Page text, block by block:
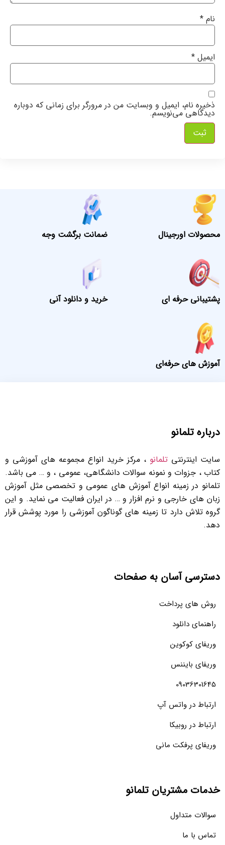
نام *
ایمیل *
ذخیره نام، ایمیل و وبسایت من در مرورگر برای زمانی که دوباره
دیدگاهی می‌نویسم.
محصولات اورجینال ضمانت برگشت وجه
پشتیبانی حرفه ای خرید و دانلود آنی
آموزش های حرفه‌ای
درباره تلمانو
سایت اینترنتی تلمانو ، مرکز خرید انواع مجموعه های آموزشی و
کتاب ، جزوات و نمونه سوالات دانشگاهی، عمومی ، و … می باشد.
تلمانو در زمینه انواع آموزش های عمومی و تخصصی مثل آموزش
زبان های خارجی و نرم افزار و … در ایران فعالیت می نماید. و این
گروه تلاش دارد تا زمینه های گوناگون آموزشی را مورد پوشش قرار
دهد.
دسترسی آسان به صفحات
روش های پرداخت
راهنمای دانلود
وریفای کوکوین
وریفای بایننس
09036301645
ارتباط در واتس آپ
ارتباط در روبیکا
وریفای پرفکت مانی
خدمات مشتریان تلمانو
سوالات متداول
تماس با ما